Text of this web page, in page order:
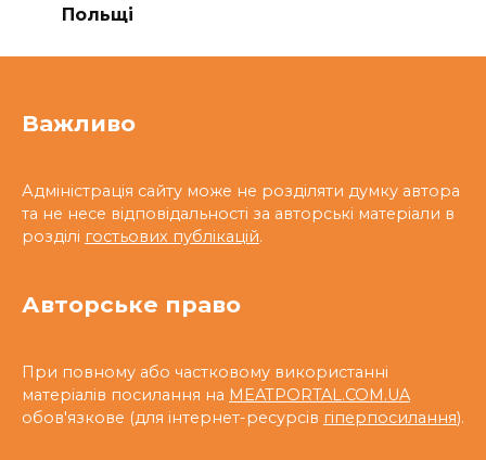
Польщі
Важливо
Адміністрація сайту може не розділяти думку автора
та не несе відповідальності за авторські матеріали в
розділі гостьових публікацій.
Авторське право
При повному або частковому використанні
матеріалів посилання на MEATPORTAL.COM.UA
обов'язкове (для інтернет-ресурсів гіперпосилання).